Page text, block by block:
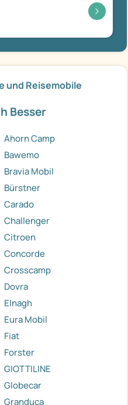
und Reisemobile
Besser
Ahorn Camp
Bawemo
Bravia Mobil
Bürstner
Carado
Challenger
Citroen
Concorde
Crosscamp
Dovra
Elnagh
Eura Mobil
Fiat
Forster
GIOTTILINE
Globecar
Granduca